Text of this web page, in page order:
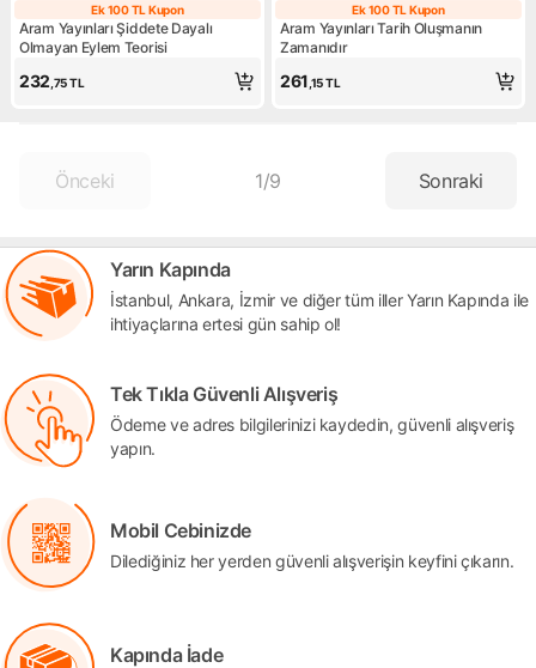
Ek 100 TL Kupon
Ek 100 TL Kupon
Aram Yayınları Şiddete Dayalı
Olmayan Eylem Teorisi
232 ,75TL
Ek 100 TL
Ek 100 TL Kupon
Aram Yayınları Tarih Oluşmanın
Zamanıdır
261 ,15TL
Önceki 1/9 Sonraki
Yarın Kapında
İstanbul, Ankara, İzmir ve diğer tüm iller Yarın Kapında ile
ihtiyaçlarına ertesi gün sahip ol!
Tek Tıkla Güvenli Alışveriş
Ödeme ve adres bilgilerinizi kaydedin, güvenli alışveriş
yapın.
Mobil Cebinizde
Dilediğiniz her yerden güvenli alışverişin keyfini çıkarın.
Kapında İade